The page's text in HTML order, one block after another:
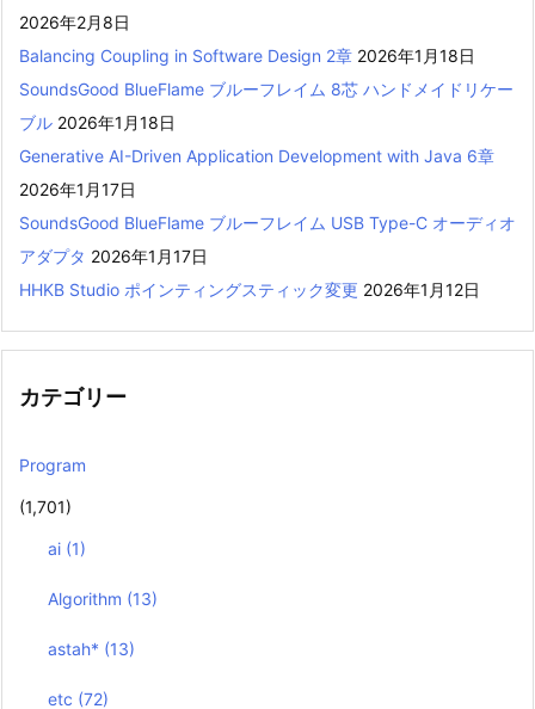
2026年2月8日
Balancing Coupling in Software Design 2章 2026年1月18日
SoundsGood BlueFlame ブルーフレイム 8芯 ハンドメイドリケー
ブル 2026年1月18日
Generative AI-Driven Application Development with Java 6章
2026年1月17日
SoundsGood BlueFlame ブルーフレイム USB Type-C オーディオ
アダプタ 2026年1月17日
HHKB Studio ポインティングスティック変更 2026年1月12日
カテゴリー
Program
(1,701)
ai (1)
Algorithm (13)
astah* (13)
etc (72)